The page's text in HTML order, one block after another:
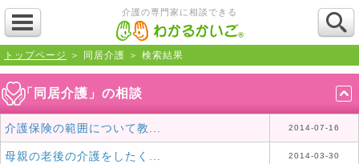
介護の専門家に相談できる
トップページ ＞ 同居介護 ＞ 検索結果
「同居介護」の相談
介護保険の範囲について教... 2014-07-16
母親の老後の介護をしたく... 2014-03-30